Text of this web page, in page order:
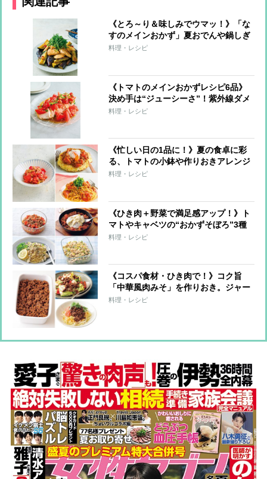
《とろ～り＆味しみでウマッ！》「な
すのメインおかず」夏おでんや鍋しぎ
など6レシピ
料理・レシピ
《トマトのメインおかずレシピ6品》
決め手は“ジューシーさ”！紫外線ダメ
ージ対策にも
料理・レシピ
《忙しい日の1品に！》夏の食卓に彩
る、トマトの小鉢や作りおきアレンジ
レシピ
料理・レシピ
《ひき肉＋野菜で満足感アップ！》ト
マトやキャベツの“おかずそぼろ”3種
と活用アレンジ8レシピ
料理・レシピ
《コスパ食材・ひき肉で！》コク旨
「中華風肉みそ」を作りおき。ジャー
ジャー麺や肉みそ炒めにアレンジ！
料理・レシピ